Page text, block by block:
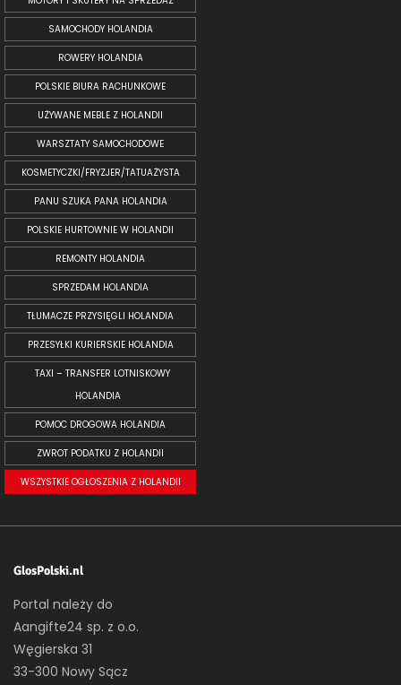
SAMOCHODY HOLANDIA
ROWERY HOLANDIA
POLSKIE BIURA RACHUNKOWE
UŻYWANE MEBLE Z HOLANDII
WARSZTATY SAMOCHODOWE
KOSMETYCZKI/FRYZJER/TATUAŻYSTA
PANU SZUKA PANA HOLANDIA
POLSKIE HURTOWNIE W HOLANDII
REMONTY HOLANDIA
SPRZEDAM HOLANDIA
TŁUMACZE PRZYSIĘGLI HOLANDIA
PRZESYŁKI KURIERSKIE HOLANDIA
TAXI – TRANSFER LOTNISKOWY
HOLANDIA
POMOC DROGOWA HOLANDIA
ZWROT PODATKU Z HOLANDII
WSZYSTKIE OGŁOSZENIA Z HOLANDII
GlosPolski.nl
Portal należy do
Aangifte24 sp. z o.o.
Węgierska 31
33-300 Nowy Sącz